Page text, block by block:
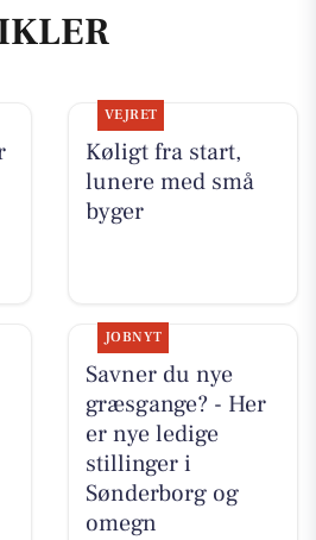
VEJRET
Køligt fra start,
lunere med små
byger
JOBNYT
Savner du nye
græsgange? - Her
er nye ledige
stillinger i
Sønderborg og
omegn